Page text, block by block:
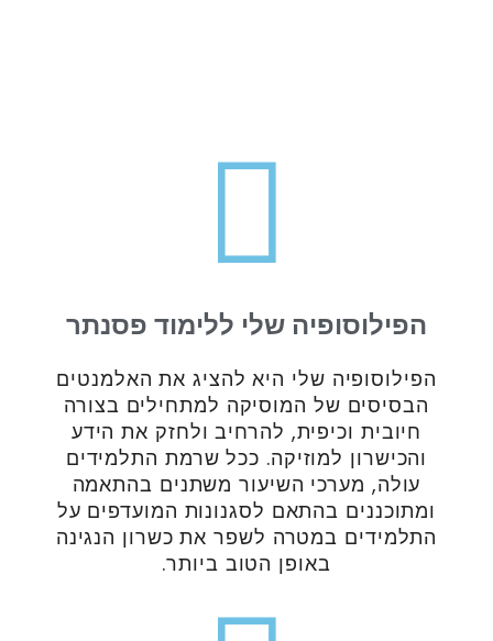
הפילוסופיה שלי ללימוד פסנתר
הפילוסופיה שלי היא להציג את האלמנטים
הבסיסים של המוסיקה למתחילים בצורה
חיובית וכיפית, להרחיב ולחזק את הידע
והכישרון למוזיקה. ככל שרמת התלמידים
עולה, מערכי השיעור משתנים בהתאמה
ומתוכננים בהתאם לסגנונות המועדפים על
התלמידים במטרה לשפר את כשרון הנגינה
באופן הטוב ביותר.